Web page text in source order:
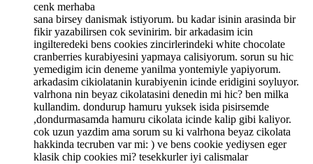
cenk merhaba
sana birsey danismak istiyorum. bu kadar isinin arasinda bir
fikir yazabilirsen cok sevinirim. bir arkadasim icin
ingilteredeki bens cookies zincirlerindeki white chocolate
cranberries kurabiyesini yapmaya calisiyorum. sorun su hic
yemedigim icin deneme yanilma yontemiyle yapiyorum.
arkadasim cikiolatanin kurabiyenin icinde eridigini soyluyor.
valrhona nin beyaz cikolatasini denedin mi hic? ben milka
kullandim. dondurup hamuru yuksek isida pisirsemde
,dondurmasamda hamuru cikolata icinde kalip gibi kaliyor.
cok uzun yazdim ama sorum su ki valrhona beyaz cikolata
hakkinda tecruben var mi: ) ve bens cookie yediysen eger
klasik chip cookies mi? tesekkurler iyi calismalar